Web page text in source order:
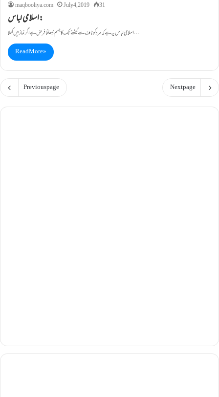
maqbooliya.com
July 4, 2019 31
اسلامی لباس:
اسلامی لباس یہ ہے کہ مرد کو ناف سے گھٹنے تک کا جسم ڈھکنا فرض ہے اگر نماز میں کھلا…
Read More »
Previous page Next page